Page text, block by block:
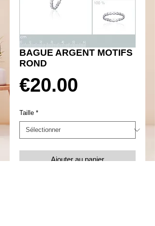
BAGUE ARGENT MOTIFS
ROND
€20.00
Taille *
Ajouter au panier